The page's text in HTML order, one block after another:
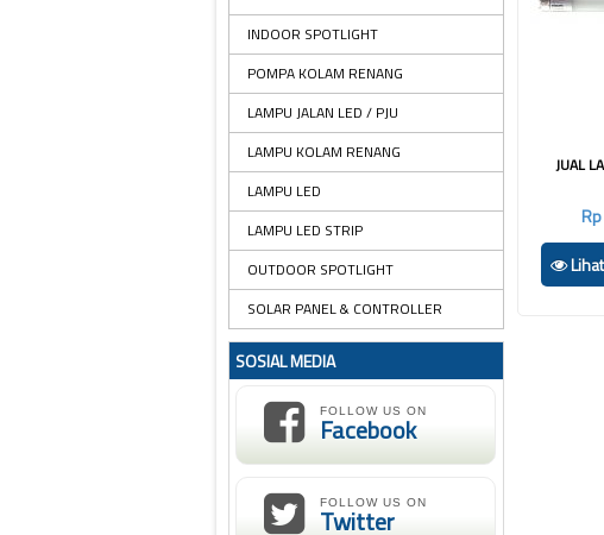
JUAL
Lihat
INDOOR SPOTLIGHT
POMPA KOLAM RENANG
LAMPU JALAN LED / PJU
LAMPU KOLAM RENANG
LAMPU LED
LAMPU LED STRIP
OUTDOOR SPOTLIGHT
SOLAR PANEL & CONTROLLER
SOSIAL MEDIA
FOLLOW US ON
Facebook
FOLLOW US ON
Twitter